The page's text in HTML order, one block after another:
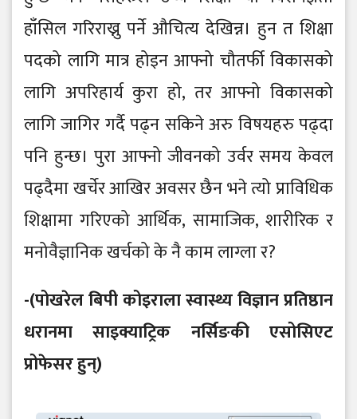
हाँसिल गरिराख्नु पर्ने औचित्य देखिन्न। हुन त शिक्षा
पदको लागि मात्र होइन आफ्नो चौतर्फी विकासको
लागि अपरिहार्य कुरा हो, तर आफ्नो विकासको
लागि जागिर गर्दै पढ्न सकिने अरु विषयहरु पढ्दा
पनि हुन्छ। पुरा आफ्नो जीवनको उर्वर समय केवल
पढ्दैमा खर्चेर आखिर अवसर छैन भने त्यो प्राविधिक
शिक्षामा गरिएको आर्थिक, सामाजिक, शारीरिक र
मनोवैज्ञानिक खर्चको के नै काम लाग्ला र?
-(पोखरेल बिपी कोइराला स्वास्थ्य विज्ञान प्रतिष्ठान
धरानमा साइक्याट्रिक नर्सिङकी एसोसिएट
प्रोफेसर हुन्)